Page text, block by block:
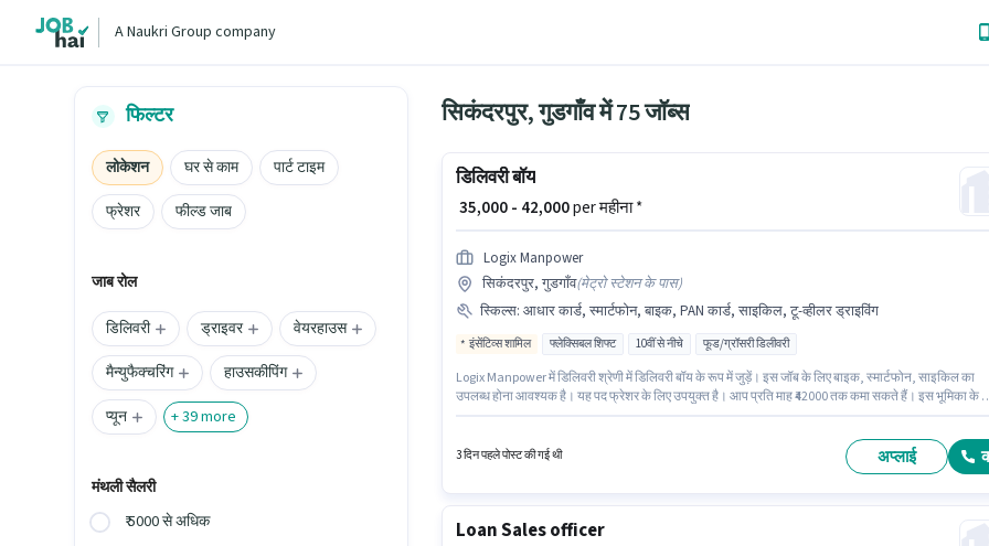
A Naukri Group company
फिल्टर
लोकेशन घर से काम
पार्ट टाइम
फ्रेशर
फील्ड जाब
जाब रोल
डिलिवरी ड्राइवर
वेयरहाउस
मैन्युफैक्चरिंग
हाउसकीपिंग
प्यून
+39more
मंथली सैलरी
₹ 5000 से अधिक
सिकंदरपुर, गुडगाँव में 75 जॉब्स
डिलिवरी बॉय
₹ 35,000 - 42,000per महीना *
Logix Manpower
सिकंदरपुर, गुडगाँव(मेट्रो स्टेशन के पास)
स्किल्स: आधार कार्ड, स्मार्टफोन, बाइक, PAN कार्ड, साइकिल, टू-व्हीलर ड्राइविंग
इंसेंटिव्स शामिल फ्लेक्सिबल शिफ्ट 10वीं से नीचे फूड/ग्रॉसरी डिलीवरी
Logix Manpower में डिलिवरी श्रेणी में डिलिवरी बॉय के रूप में जुड़ें। इस जॉब के लिए बाइक, स्मार्टफोन, साइकिल का
उपलब्ध होना आवश्यक है। यह पद फ्रेशर के लिए उपयुक्त है। आप प्रति माह ₹42000 तक कमा सकते हैं। इस भूमिका के
3 दिन पहले पोस्ट की गई थी अप्लाई
Loan Sales officer